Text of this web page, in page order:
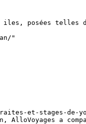
posées telles
"
et-stages-
AlloVoyages a